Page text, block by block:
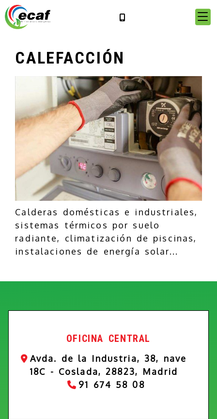
CALEFACCIÓN
Calderas domésticas e industriales,
sistemas térmicos por suelo
radiante, climatización de piscinas,
instalaciones de energía solar...
OFICINA CENTRAL
Avda. de la Industria, 38, nave
18C - Coslada,28823, Madrid
91 674 58 08